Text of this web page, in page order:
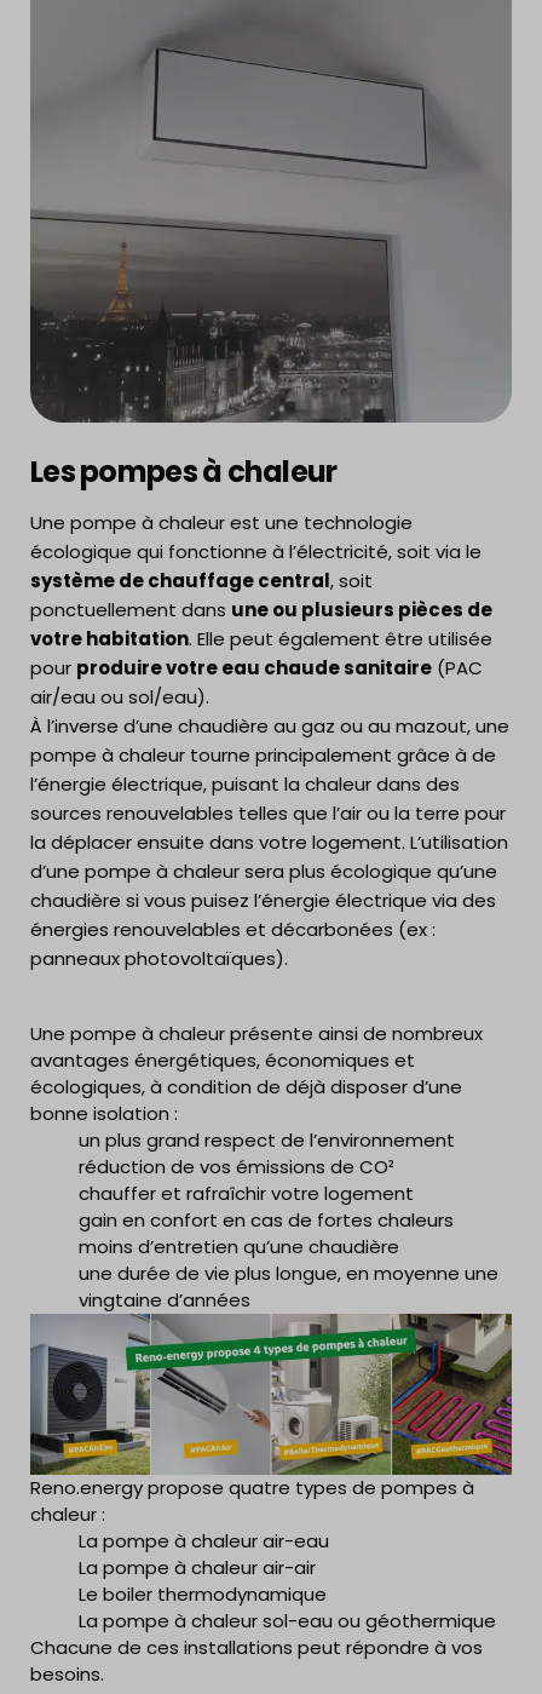
Les pompes à chaleur
Une pompe à chaleur est une technologie
écologique qui fonctionne à l’électricité, soit via le
système de chauffage central, soit
ponctuellement dans une ou plusieurs pièces de
votre habitation. Elle peut également être utilisée
pour produire votre eau chaude sanitaire (PAC
air/eau ou sol/eau).
À l’inverse d’une chaudière au gaz ou au mazout, une
pompe à chaleur tourne principalement grâce à de
l’énergie électrique, puisant la chaleur dans des
sources renouvelables telles que l’air ou la terre pour
la déplacer ensuite dans votre logement. L’utilisation
d’une pompe à chaleur sera plus écologique qu’une
chaudière si vous puisez l’énergie électrique via des
énergies renouvelables et décarbonées (ex :
panneaux photovoltaïques).
Une pompe à chaleur présente ainsi de nombreux
avantages énergétiques, économiques et
écologiques, à condition de déjà disposer d’une
bonne isolation :
un plus grand respect de l’environnement
réduction de vos émissions de CO²
chauffer et rafraîchir votre logement
gain en confort en cas de fortes chaleurs
moins d’entretien qu’une chaudière
une durée de vie plus longue, en moyenne une
vingtaine d’années
Reno.energy propose quatre types de pompes à
chaleur :
La pompe à chaleur air-eau
La pompe à chaleur air-air
Le boiler thermodynamique
La pompe à chaleur sol-eau ou géothermique
Chacune de ces installations peut répondre à vos
besoins.